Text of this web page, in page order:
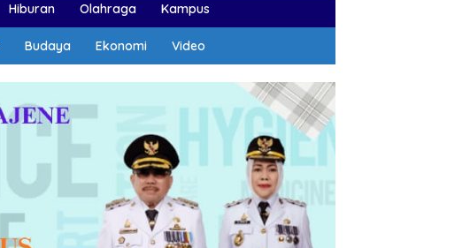
Hiburan Olahraga Kampus
Budaya Ekonomi Video